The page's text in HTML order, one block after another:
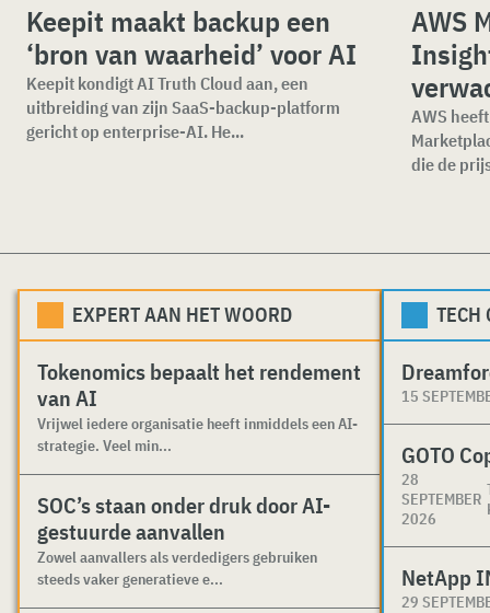
Keepit maakt backup een
‘bron van waarheid’ voor AI
Keepit kondigt AI Truth Cloud aan, een
uitbreiding van zijn SaaS-backup-platform
gericht op enterprise-AI. He...
AWS
AWS
die de
EXPERT AAN HET WOORD
Tokenomics bepaalt het rendement
van AI
Vrijwel iedere organisatie heeft inmiddels een AI-
strategie. Veel min...
SOC’s staan onder druk door AI-
gestuurde aanvallen
Zowel aanvallers als verdedigers gebruiken
steeds vaker generatieve e...
TECH
15
GOTO
28
SEPTEMBER
2026
NetApp
29